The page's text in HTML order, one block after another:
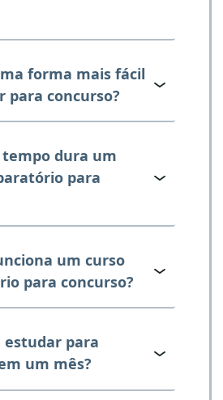
forma mais fácil
para concurso?
dura um
para
um curso
para concurso?
estudar para
um mês?